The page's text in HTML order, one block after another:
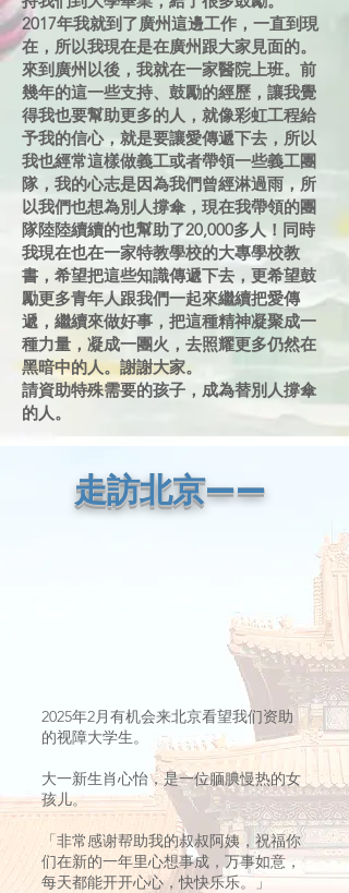
2017年我就到了廣州這邊工作，一直到現
在，所以我現在是在廣州跟大家見面的。
來到廣州以後，我就在一家醫院上班。前
幾年的這一些支持、鼓勵的經歷，讓我覺
得我也要幫助更多的人，就像彩虹工程給
予我的信心，就是要讓愛傳遞下去，所以
我也經常這樣做義工或者帶領一些義工團
隊，我的心志是因為我們曾經淋過雨，所
以我們也想為別人撐傘，現在我帶領的團
隊陸陸續續的也幫助了20,000多人！同時
我現在也在一家特教學校的大專學校教
書，希望把這些知識傳遞下去，更希望鼓
勵更多青年人跟我們一起來繼續把愛傳
遞，繼續來做好事，把這種精神凝聚成一
種力量，凝成一團火，去照耀更多仍然在
黑暗中的人。謝謝大家。
請資助特殊需要的孩子，成為替別人撐傘
的人。
走訪北京——
2025年2月有机会来北京看望我们资助
的视障大学生。
大一新生肖心怡，是一位腼腆慢热的女
孩儿。
「非常感谢帮助我的叔叔阿姨，祝福你
们在新的一年里心想事成，万事如意，
每天都能开开心心，快快乐乐。」